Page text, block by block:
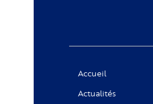
Accueil
Actualités